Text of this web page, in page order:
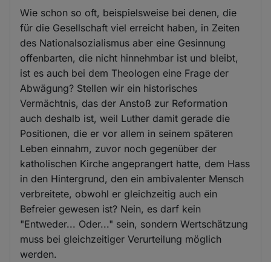
Wie schon so oft, beispielsweise bei denen, die
für die Gesellschaft viel erreicht haben, in Zeiten
des Nationalsozialismus aber eine Gesinnung
offenbarten, die nicht hinnehmbar ist und bleibt,
ist es auch bei dem Theologen eine Frage der
Abwägung? Stellen wir ein historisches
Vermächtnis, das der Anstoß zur Reformation
auch deshalb ist, weil Luther damit gerade die
Positionen, die er vor allem in seinem späteren
Leben einnahm, zuvor noch gegenüber der
katholischen Kirche angeprangert hatte, dem Hass
in den Hintergrund, den ein ambivalenter Mensch
verbreitete, obwohl er gleichzeitig auch ein
Befreier gewesen ist? Nein, es darf kein
"Entweder... Oder..." sein, sondern Wertschätzung
muss bei gleichzeitiger Verurteilung möglich
werden.